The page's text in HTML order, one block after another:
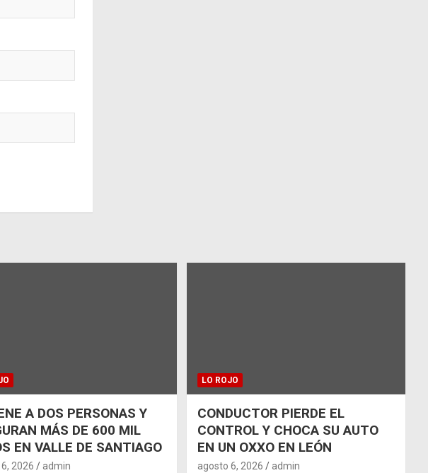
A DOS PERSONAS Y
MÁS DE 600 MIL
EN VALLE DE SANTIAGO
2026 admin
LO ROJO
CONDUCTOR PIERDE EL
CONTROL Y CHOCA SU AUTO
EN UN OXXO EN LEÓN
agosto 6, 2026 admin